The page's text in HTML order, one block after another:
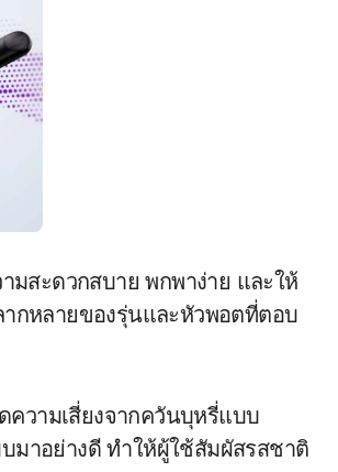
มสะดวกสบาย พกพาง่าย และให้
กหลายของรุ่นและหัวพอตที่ตอบ
ความเสี่ยงจากควันบุหรี่แบบ
มาอย่างดี ทำให้ผู้ใช้สัมผัสรสชาติ